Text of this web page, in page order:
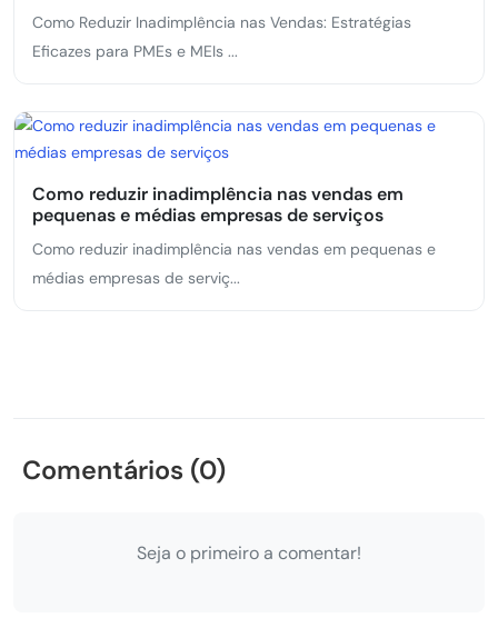
Como Reduzir Inadimplência nas Vendas: Estratégias
Eficazes para PMEs e MEIs ...
Como reduzir inadimplência nas vendas em
pequenas e médias empresas de serviços
Como reduzir inadimplência nas vendas em pequenas e
médias empresas de serviç...
Comentários (0)
Seja o primeiro a comentar!